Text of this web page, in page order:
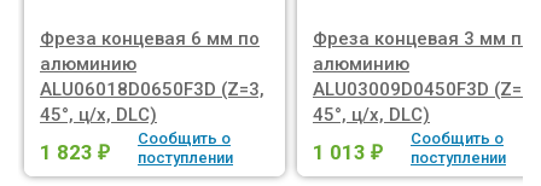
Фреза концевая 6 мм по
алюминию
ALU06018D0650F3D (Z=3,
45°, ц/х, DLC)
1 823 ₽
Сообщить о
поступлении
Фреза концевая 3 мм по
алюминию
ALU03009D0450F3D (Z=3,
45°, ц/х, DLC)
1 013 ₽
Сообщить о
поступлении